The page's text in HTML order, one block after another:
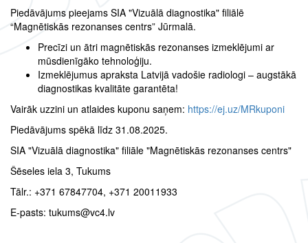
Piedāvājums pieejams SIA "Vizuālā diagnostika" filiālē
“Magnētiskās rezonanses centrs” Jūrmalā.
Precīzi un ātri magnētiskās rezonanses izmeklējumi ar
mūsdienīgāko tehnoloģiju.
Izmeklējumus apraksta Latvijā vadošie radiologi – augstākā
diagnostikas kvalitāte garantēta!
Vairāk uzzini un atlaides kuponu saņem: https://ej.uz/MRkuponi
Piedāvājums spēkā līdz 31.08.2025.
SIA "Vizuālā diagnostika" filiāle "Magnētiskās rezonanses centrs"
Šēseles iela 3, Tukums
Tālr.: +371 67847704, +371 20011933
E-pasts: tukums@vc4.lv